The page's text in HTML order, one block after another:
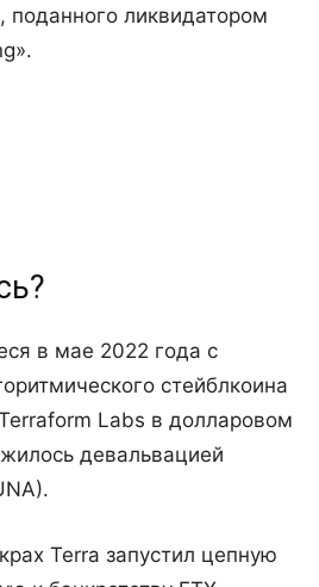
поданного ликвидатором
в мае 2022 года с
стейблкоина
Labs в долларовом
девальвацией
Terra запустил цепную